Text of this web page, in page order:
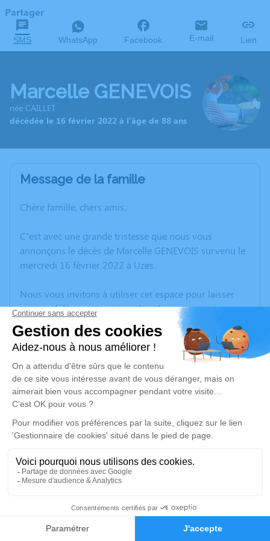
Faire-part Hommages
Partager
SMS WhatsApp Facebook E-mail Lien
Marcelle GENEVOIS
née CAILLET
décédée le 16 février 2022 à l'âge de 88 ans
Message de la famille
Chère famille, chers amis,
C’est avec une grande tristesse que nous vous
annonçons le décès de Marcelle GENEVOIS survenu le
mercredi 16 février 2022 à Uzes.
Nous vous invitons à utiliser cet espace pour laisser
vos condoléances, partager des photos souvenirs, une
anecdote ou exprimer vos pensées à travers des
poèmes ou des textes. Cet endroit est un lieu
d'expression dédié à honorer la mémoire de Marcelle
GENEVOIS.
Un service de plantation d’arbre hommage est
disponible ici.
Je rends hommage
Cérémonie religieuse
Église Saint Etienne d'Uzès
30700 Uzès